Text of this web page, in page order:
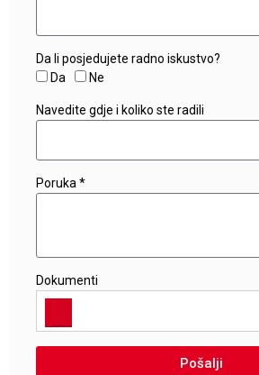
Da li posjedujete radno iskustvo?
Da
Ne
Navedite gdje i koliko ste radili
Poruka *
Dokumenti
Pošalji